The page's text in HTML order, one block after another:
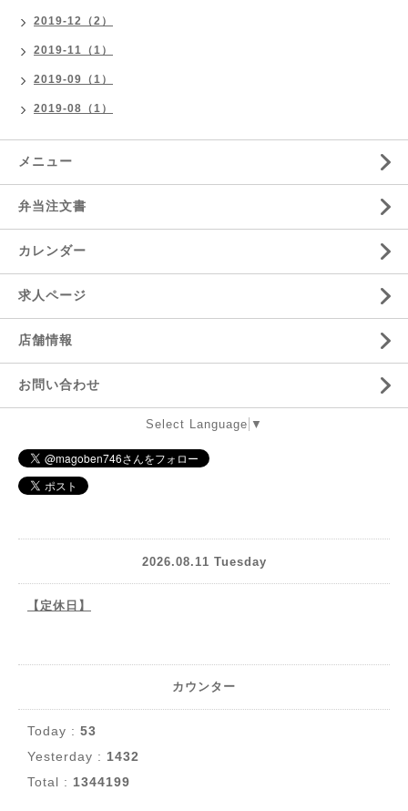
2019-12（2）
2019-11（1）
2019-09（1）
2019-08（1）
メニュー
弁当注文書
カレンダー
求人ページ
店舗情報
お問い合わせ
Select Language ▼
2026.08.11 Tuesday
【定休日】
カウンター
Today : 53
Yesterday : 1432
Total : 1344199